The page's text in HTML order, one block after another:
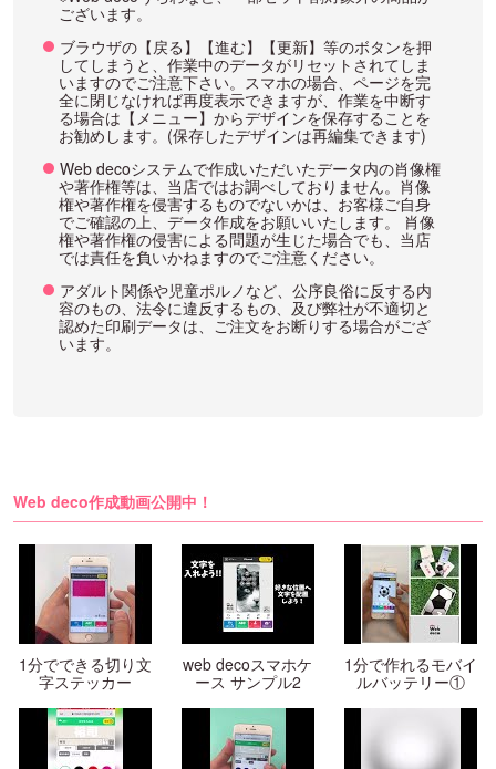
ございます。
ブラウザの【戻る】【進む】【更新】等のボタンを押
してしまうと、作業中のデータがリセットされてしま
いますのでご注意下さい。スマホの場合、ページを完
全に閉じなければ再度表示できますが、作業を中断す
る場合は【メニュー】からデザインを保存することを
お勧めします。(保存したデザインは再編集できます)
Web decoシステムで作成いただいたデータ内の肖像権
や著作権等は、当店ではお調べしておりません。肖像
権や著作権を侵害するものでないかは、お客様ご自身
でご確認の上、データ作成をお願いいたします。 肖像
権や著作権の侵害による問題が生じた場合でも、当店
では責任を負いかねますのでご注意ください。
アダルト関係や児童ポルノなど、公序良俗に反する内
容のもの、法令に違反するもの、及び弊社が不適切と
認めた印刷データは、ご注文をお断りする場合がござ
います。
Web deco作成動画公開中！
1分でできる切り文
字ステッカー
web decoスマホケ
ース サンプル2
1分で作れるモバイ
ルバッテリー①